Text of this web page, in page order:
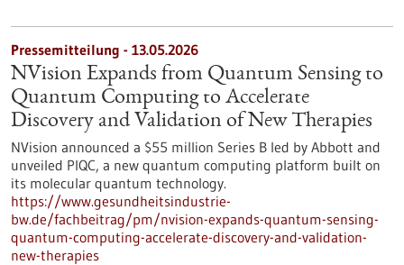
Pressemitteilung - 13.05.2026
NVision Expands from Quantum Sensing to
Quantum Computing to Accelerate
Discovery and Validation of New Therapies
NVision announced a $55 million Series B led by Abbott and
unveiled PIQC, a new quantum computing platform built on
its molecular quantum technology.
https://www.gesundheitsindustrie-
bw.de/fachbeitrag/pm/nvision-expands-quantum-sensing-
quantum-computing-accelerate-discovery-and-validation-
new-therapies